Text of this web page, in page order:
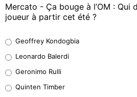
Mercato - Ça bouge à l’OM : Qui
joueur à partir cet été ?
38%
32%
Geoffrey Kondogbia
Leonardo Balerdi
Geronimo Rulli
Quinten Timber